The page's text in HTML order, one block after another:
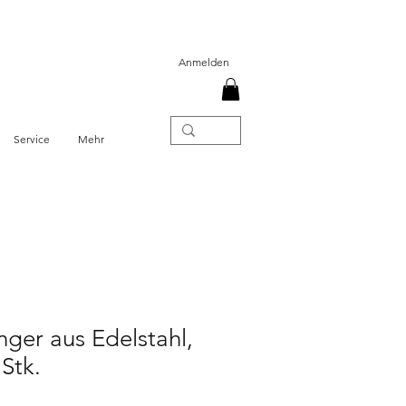
Anmelden
Service Mehr
aus Edelstahl,